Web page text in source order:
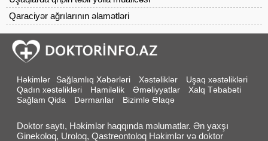
Qaraciyər ağrılarının əlamətləri
Həkimlər Sağlamlıq Xəbərləri Xəstəliklər
Uşaq xəstəlikləri
Qadın xəstəlikləri
Hamiləlik Əməliyyatlar
Xalq Təbabəti
Sağlam Qida
Dərmanlar Bizimlə Əlaqə
Doktor saytı, Həkimlər haqqında məlumatlar. Ən yaxşı
Ginekoloq, Uroloq, Qastreontoloq Həkimlər və doktor